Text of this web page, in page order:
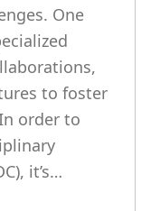
One
to foster
order to
it’s…